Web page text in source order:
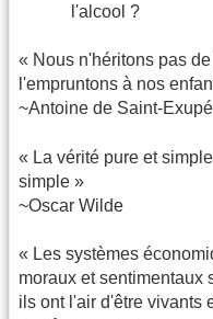
l'alcool ?
« Nous n'héritons pas
l'empruntons à nos
~Antoine de Saint-
« La vérité pure et
simple »
~Oscar Wilde
« Les systèmes
moraux et sentimentaux
ils ont l'air d'être vivants